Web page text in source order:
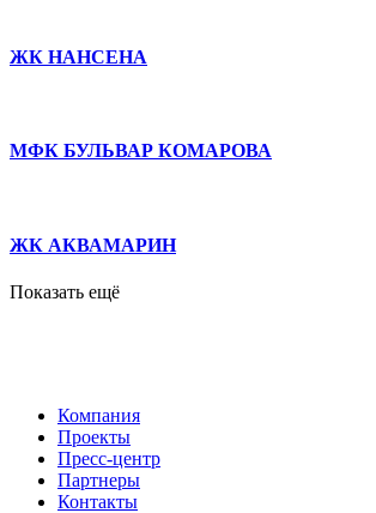
ЖК НАНСЕНА
МФК БУЛЬВАР КОМАРОВА
ЖК АКВАМАРИН
Показать ещё
Компания
Проекты
Пресс-центр
Партнеры
Контакты